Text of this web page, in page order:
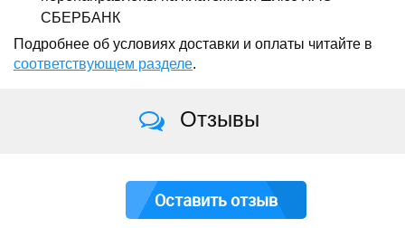
СБЕРБАНК
Подробнее об условиях доставки и оплаты читайте в
соответствующем разделе.
Отзывы
Оставить отзыв